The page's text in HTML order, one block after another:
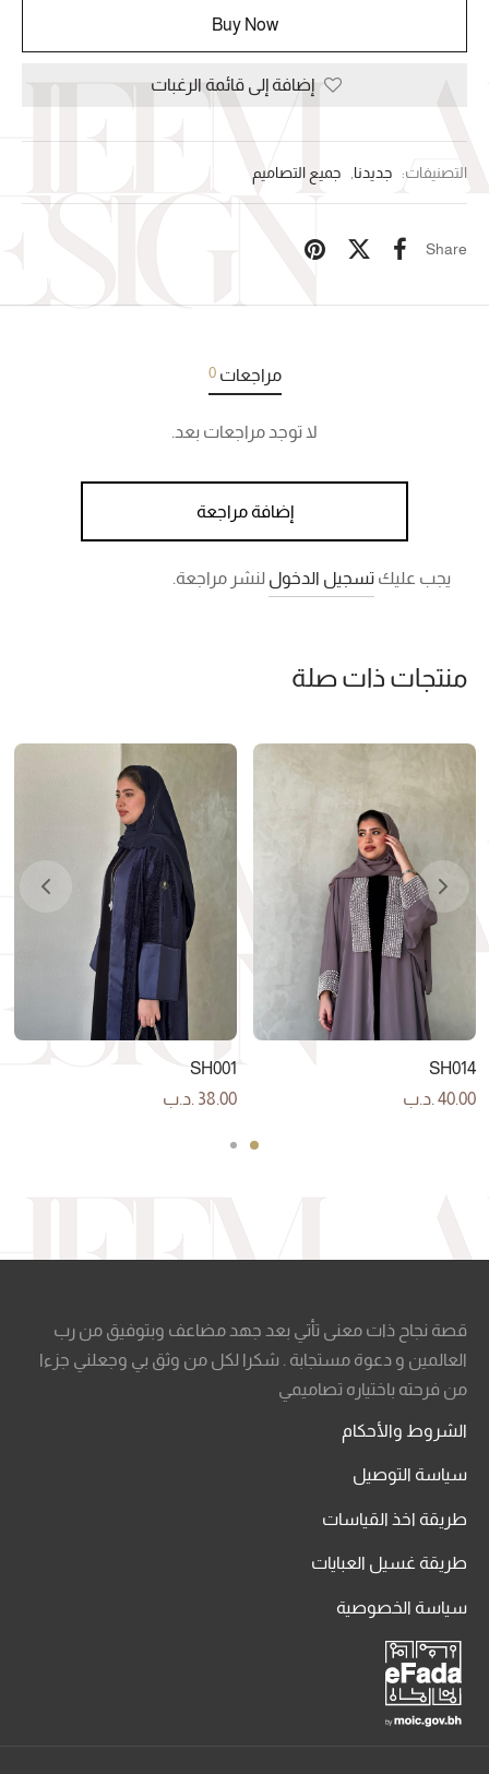
Buy Now
إضافة إلى قائمة الرغبات
التصنيفات: جديدنا جميع التصاميم
Share
مراجعات0
لا توجد مراجعات بعد.
إضافة مراجعة
يجب عليك تسجيل الدخول لنشر مراجعة.
منتجات ذات صلة
SH014
40.00 .د.ب
SH001
38.00 .د.ب
قصة نجاح ذات معنى تأتي بعد جهد مضاعف وبتوفيق من رب
العالمين و دعوة مستجابة . شكرا لكل من وثق بي وجعلني جزءا
من فرحته باختياره تصاميمي
الشروط والأحكام
سياسة التوصيل
طريقة اخذ القياسات
طريقة غسيل العبايات
سياسة الخصوصية